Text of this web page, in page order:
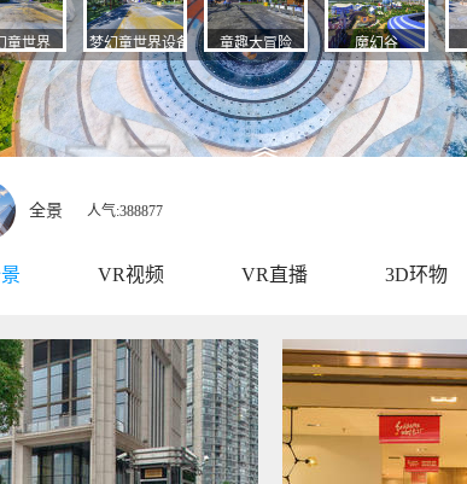
全景 人气:388877
VR视频 VR直播 3D环物